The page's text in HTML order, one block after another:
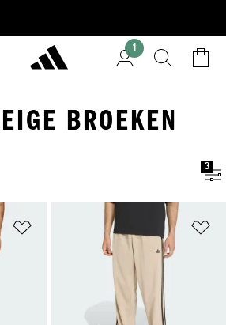
1
BROEKEN
3
Op verlanglijst zetten